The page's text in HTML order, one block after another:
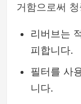
거함으로써
리버브는
피합니다.
필터를 사
니다.